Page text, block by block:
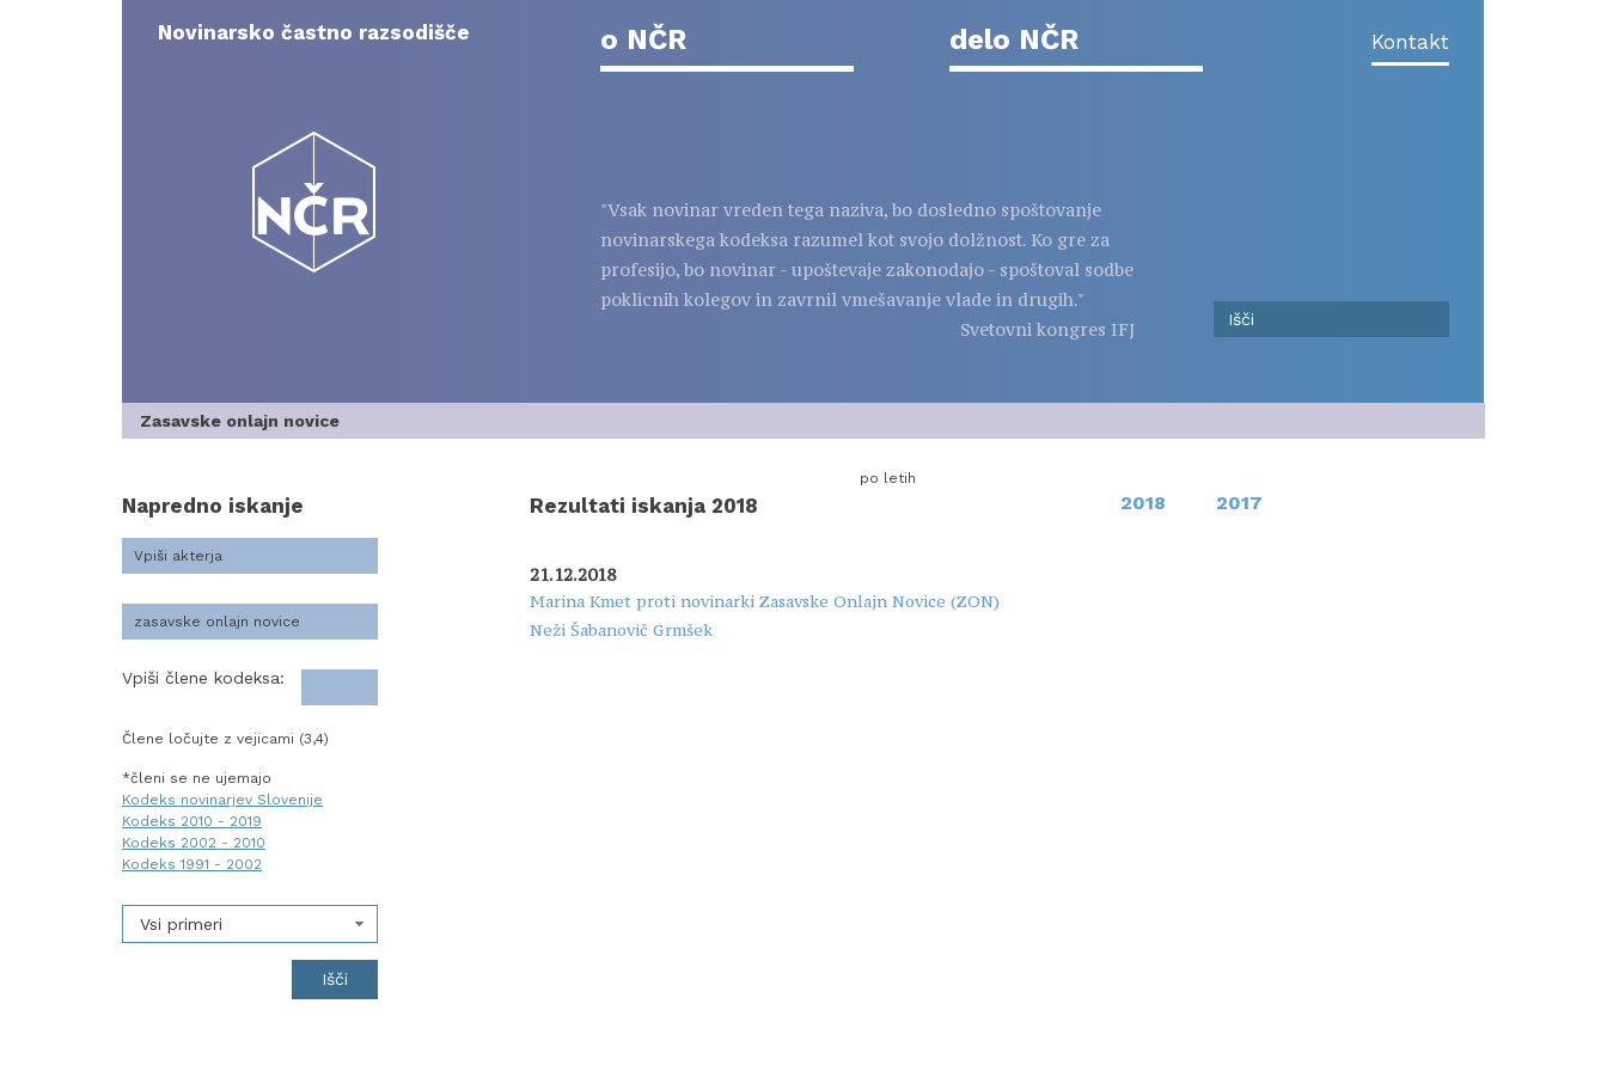
contentNovinarsko častno razsodišče o NČR delo NČR Kontakt
"Vsak novinar vreden tega naziva, bo dosledno spoštovanje
novinarskega kodeksa razumel kot svojo dolžnost. Ko gre za
profesijo, bo novinar - upoštevaje zakonodajo - spoštoval sodbe
poklicnih kolegov in zavrnil vmešavanje vlade in drugih."
Svetovni kongres IFJ
Zasavske onlajn novice
Napredno iskanje
Vpiši člene kodeksa:
Člene ločujte z vejicami (3,4)
*členi se ne ujemajo
Kodeks novinarjev Slovenije
Kodeks 2010 - 2019
Kodeks 2002 - 2010
Kodeks 1991 - 2002
Vsi primeri
Rezultati iskanja 2018
po letih
2018 2017
21.12.2018
Marina Kmet proti novinarki Zasavske Onlajn Novice (ZON)
Neži Šabanovič Grmšek